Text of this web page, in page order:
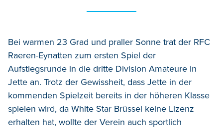
Bei warmen 23 Grad und praller Sonne trat der RFC
Raeren-Eynatten zum ersten Spiel der
Aufstiegsrunde in die dritte Division Amateure in
Jette an. Trotz der Gewissheit, dass Jette in der
kommenden Spielzeit bereits in der höheren Klasse
spielen wird, da White Star Brüssel keine Lizenz
erhalten hat, wollte der Verein auch sportlich